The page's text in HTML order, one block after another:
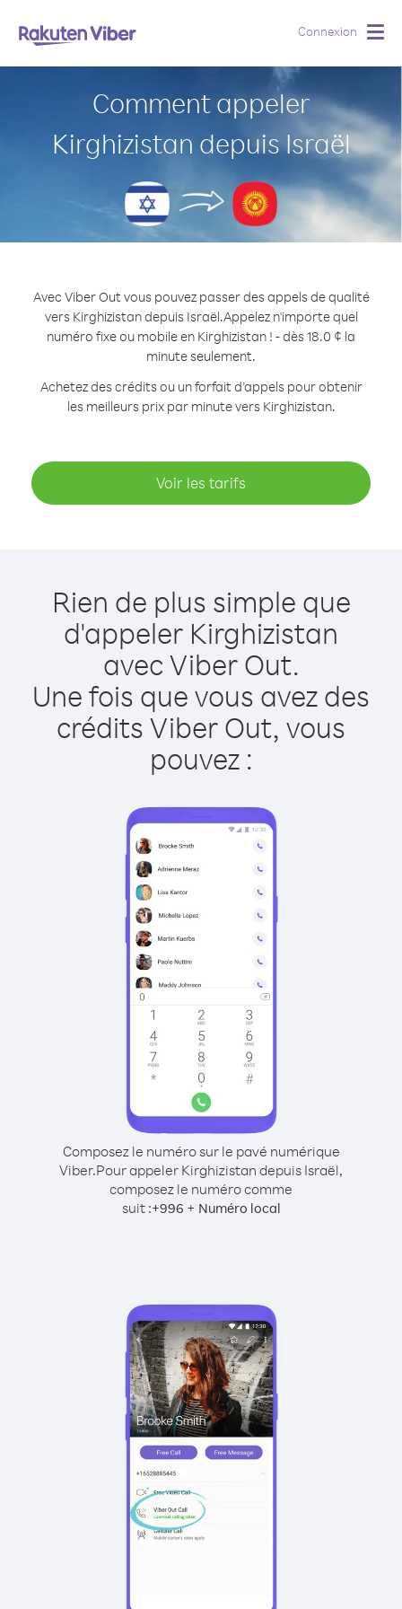
Connexion
Comment appeler
Kirghizistan depuis Israël
Avec Viber Out vous pouvez passer des appels de qualité
vers Kirghizistan depuis Israël.Appelez n'importe quel
numéro fixe ou mobile en Kirghizistan ! - dès 18.0 ¢ la
minute seulement.
Achetez des crédits ou un forfait d’appels pour obtenir
les meilleurs prix par minute vers Kirghizistan.
Voir les tarifs
Rien de plus simple que
d'appeler Kirghizistan
avec Viber Out.
Une fois que vous avez des
crédits Viber Out, vous
pouvez :
Composez le numéro sur le pavé numérique
Viber.Pour appeler Kirghizistan depuis Israël,
composez le numéro comme
suit :+996 + Numéro local